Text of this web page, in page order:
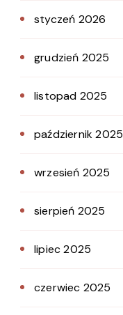
styczeń 2026
grudzień 2025
listopad 2025
październik 2025
wrzesień 2025
sierpień 2025
lipiec 2025
czerwiec 2025